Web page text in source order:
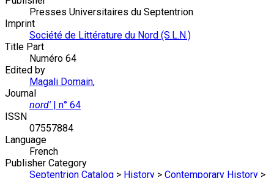
Presses Universitaires du Septentrion
Imprint
Société de Littérature du Nord (S.L.N.)
Title Part
Numéro 64
Edited by
Magali Domain,
Journal
nord' | n° 64
ISSN
07557884
Language
French
Publisher Category
Septentrion Catalog > History > Contemporary History >